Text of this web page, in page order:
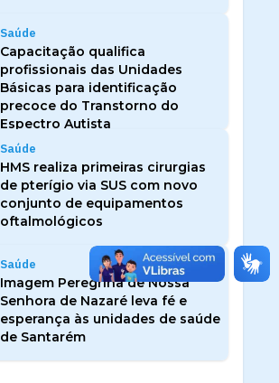
Saúde
Capacitação qualifica
profissionais das Unidades
Básicas para identificação
precoce do Transtorno do
Espectro Autista
Saúde
HMS realiza primeiras cirurgias
de pterígio via SUS com novo
conjunto de equipamentos
oftalmológicos
Saúde
Imagem Peregrina de Nossa
Senhora de Nazaré leva fé e
esperança às unidades de saúde
de Santarém